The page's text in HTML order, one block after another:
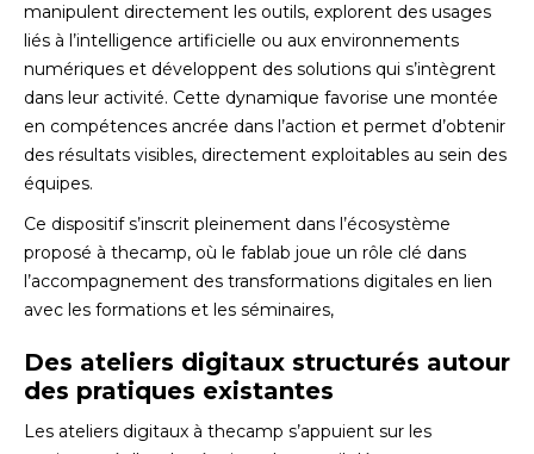
manipulent directement les outils, explorent des usages
liés à l’intelligence artificielle ou aux environnements
numériques et développent des solutions qui s’intègrent
dans leur activité. Cette dynamique favorise une montée
en compétences ancrée dans l’action et permet d’obtenir
des résultats visibles, directement exploitables au sein des
équipes.
Ce dispositif s’inscrit pleinement dans l’écosystème
proposé à thecamp, où le fablab joue un rôle clé dans
l’accompagnement des transformations digitales en lien
avec les formations et les séminaires,
Des ateliers digitaux structurés autour
des pratiques existantes
Les ateliers digitaux à thecamp s’appuient sur les